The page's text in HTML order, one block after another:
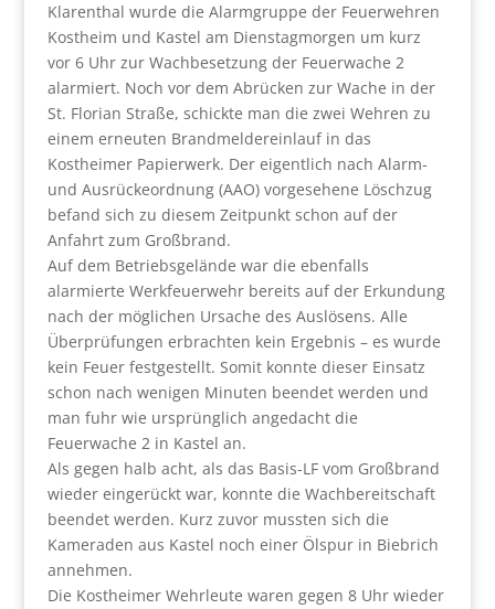
Klarenthal wurde die Alarmgruppe der Feuerwehren
Kostheim und Kastel am Dienstagmorgen um kurz
vor 6 Uhr zur Wachbesetzung der Feuerwache 2
alarmiert. Noch vor dem Abrücken zur Wache in der
St. Florian Straße, schickte man die zwei Wehren zu
einem erneuten Brandmeldereinlauf in das
Kostheimer Papierwerk. Der eigentlich nach Alarm-
und Ausrückeordnung (AAO) vorgesehene Löschzug
befand sich zu diesem Zeitpunkt schon auf der
Anfahrt zum Großbrand.
Auf dem Betriebsgelände war die ebenfalls
alarmierte Werkfeuerwehr bereits auf der Erkundung
nach der möglichen Ursache des Auslösens. Alle
Überprüfungen erbrachten kein Ergebnis – es wurde
kein Feuer festgestellt. Somit konnte dieser Einsatz
schon nach wenigen Minuten beendet werden und
man fuhr wie ursprünglich angedacht die
Feuerwache 2 in Kastel an.
Als gegen halb acht, als das Basis-LF vom Großbrand
wieder eingerückt war, konnte die Wachbereitschaft
beendet werden. Kurz zuvor mussten sich die
Kameraden aus Kastel noch einer Ölspur in Biebrich
annehmen.
Die Kostheimer Wehrleute waren gegen 8 Uhr wieder